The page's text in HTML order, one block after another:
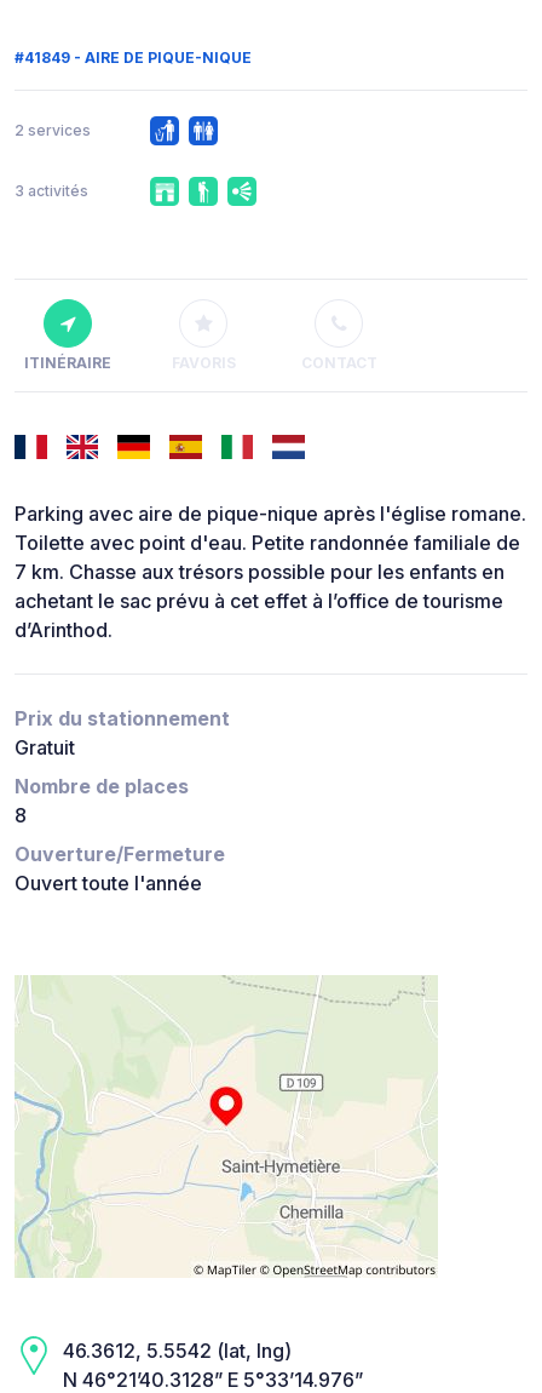
#41849 - AIRE DE PIQUE-NIQUE
2 services
3 activités
ITINÉRAIRE FAVORIS CONTACT
Parking avec aire de pique-nique après l'église romane.
Toilette avec point d'eau. Petite randonnée familiale de
7 km. Chasse aux trésors possible pour les enfants en
achetant le sac prévu à cet effet à l’office de tourisme
d’Arinthod.
Prix du stationnement
Gratuit
Nombre de places
8
Ouverture/Fermeture
Ouvert toute l'année
46.3612, 5.5542 (lat, lng)
N 46°21’40.3128” E 5°33’14.976”